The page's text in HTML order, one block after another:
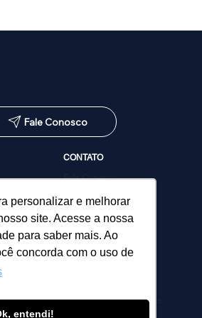
personalizar e melhorar
site. Acesse a nossa
para saber mais. Ao
concorda com o uso de
entendi!
Fale Conosco
CONTATO
Fale Conosco
Política de Privacidade